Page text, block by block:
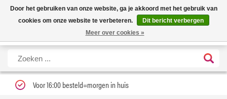
Nieuwe levertijd: 1 tot 3 werkdagen | Nu 25% korting op gehele assortiment
Carfume met kortingscode ''verfrissend''
X
Voor 16:00 besteld=morgen in huis
Door het gebruiken van onze website, ga je akkoord met het gebruik van
cookies om onze website te verbeteren.
Dit bericht verbergen
Meer over cookies »